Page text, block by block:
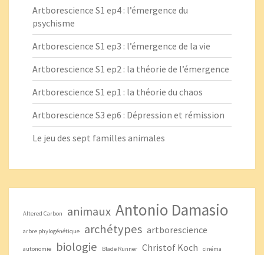
Artborescience S1 ep4 : l’émergence du
psychisme
Artborescience S1 ep3 : l’émergence de la vie
Artborescience S1 ep2 : la théorie de l’émergence
Artborescience S1 ep1 : la théorie du chaos
Artborescience S3 ep6 : Dépression et rémission
Le jeu des sept familles animales
Altered Carbon animaux Antonio Damasio
arbre phylogénétique archétypes artborescience
autonomie biologie Blade Runner Christof Koch cinéma